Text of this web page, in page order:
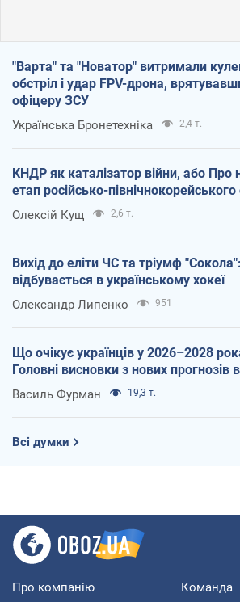
"Варта" та "Новатор" витримали
обстріл і удар FPV-дрона,
офіцеру ЗСУ
Українська Бронетехніка 2,4 т.
КНДР як каталізатор війни, або Про
етап російсько-
Олексій Кущ 2,6 т.
Вихід до еліти ЧС та тріумф
відбувається в українському хокеї
Олександр Липенко 951
Що очікує українців у 2026–2028
Головні висновки з нових прогнозів
Василь Фурман 19,3 т.
Всі думки
Про компанію Команда